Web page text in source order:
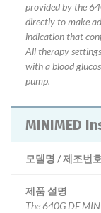
provided by the
directly to make
indication that
All therapy
with a blood
pump.
MINIMED
모델명 / 제조번
제품 설명
The 640G DE